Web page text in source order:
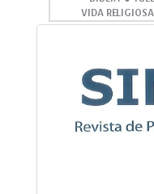
VIDA RELIGIOSA